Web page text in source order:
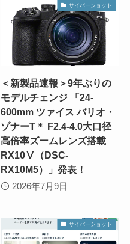
サイバーショット
＜新製品速報＞9年ぶりの
モデルチェンジ 「24-
600mm ツァイス バリオ・
ゾナーT＊ F2.4-4.0大口径
高倍率ズームレンズ搭載
RX10Ⅴ（DSC-
RX10M5）」発表！
2026年7月9日
サイバーショット